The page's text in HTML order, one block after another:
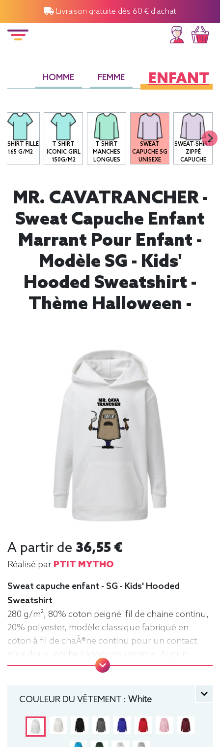
Livraison gratuite dès 60 € d'achat
HOMME FEMME ENFANT
T-SHIRT FILLE
165 G/M2
T SHIRT
ICONIC GIRL
150G/M2
T SHIRT
MANCHES
LONGUES
SWEAT
CAPUCHE SG
UNISEXE
SWEAT-SHIRT
ZIPPÉ
CAPUCHE
MR. CAVATRANCHER -
Sweat Capuche Enfant
Marrant Pour Enfant -
Modèle SG - Kids'
Hooded Sweatshirt -
Thème Halloween -
A partir de 36,55 €
Réalisé par PTIT MYTHO
Sweat capuche enfant - SG - Kids' Hooded
Sweatshirt
280 g/m², 80% coton peigné fil de chaine continu,
20% polyester, modèle classique fabriqué en
coton à fil de chaÃ®ne continu pour un contact
plus doux, poche kangourou simple. Aucun
cordon de serrage sur les modèles enfants. .
140 (9-10 ans), 152 (11-12 ans) manche longue,
COULEUR DU VÊTEMENT : White